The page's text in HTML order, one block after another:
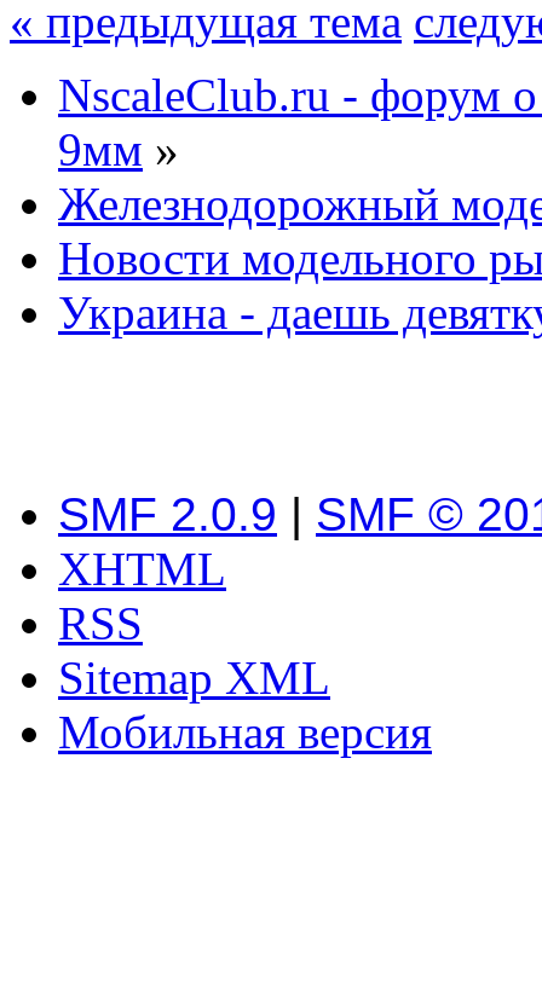
« предыдущая тема
NscaleClub.ru - форум
9мм »
Железнодорожный
Новости модельного
Украина - даешь
SMF 2.0.9 | SMF ©
XHTML
RSS
Sitemap XML
Мобильная версия